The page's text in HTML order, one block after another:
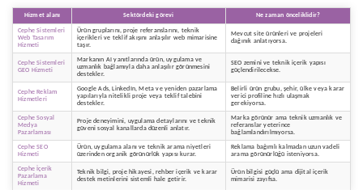
Hizmet alanı Sektördeki görevi Ne zaman önceliklidir?
Cephe Sistemleri
Web Tasarım
Hizmeti
Ürün gruplarını, proje referanslarını, teknik
içerikleri ve teklif akışını anlaşılır web mimarisine
taşır.
Mevcut site ürünleri ve projeleri
dağınık anlatıyorsa.
Cephe Sistemleri
GEO Hizmeti
Markanın AI yanıtlarında ürün, uygulama ve
uzmanlık bağlamıyla daha anlaşılır görünmesini
destekler.
SEO zemini ve teknik içerik yapısı
güçlendirilecekse.
Cephe Reklam
Hizmetleri
Google Ads, LinkedIn, Meta ve yeniden pazarlama
yapılarıyla nitelikli proje veya teklif talebini
destekler.
Belirli ürün grubu, şehir, ülke veya karar
verici profiline hızlı ulaşmak
gerekiyorsa.
Cephe Sosyal
Medya
Pazarlaması
Proje deneyimini, uygulama detaylarını ve teknik
güveni sosyal kanallarda düzenli anlatır.
Marka görünür ama teknik uzmanlık ve
referanslar yeterince
bağlamlandırılmıyorsa.
Cephe SEO
Hizmeti
Ürün, uygulama alanı ve teknik arama niyetleri
üzerinden organik görünürlük yapısı kurar.
Reklama bağımlı kalmadan uzun vadeli
arama görünürlüğü isteniyorsa.
Cephe İçerik
Pazarlama
Hizmeti
Teknik bilgi, proje hikayesi, rehber içerik ve karar
destek metinlerini sistemli hale getirir.
Ürün bilgisi güçlü ama dijital içerik
mimarisi zayıfsa.